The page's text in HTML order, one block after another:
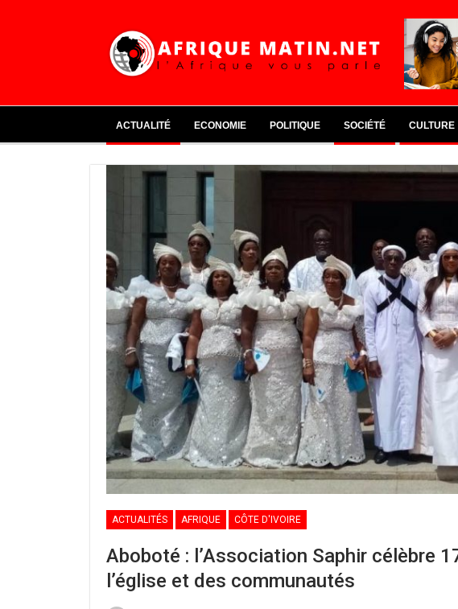
ACTUALITÉ ECONOMIE POLITIQUE SOCIÉTÉ CULTURE
ACTUALITÉS AFRIQUE CÔTE D'IVOIRE
Aboboté : l’Association Saphir célèbre
l’église et des communautés